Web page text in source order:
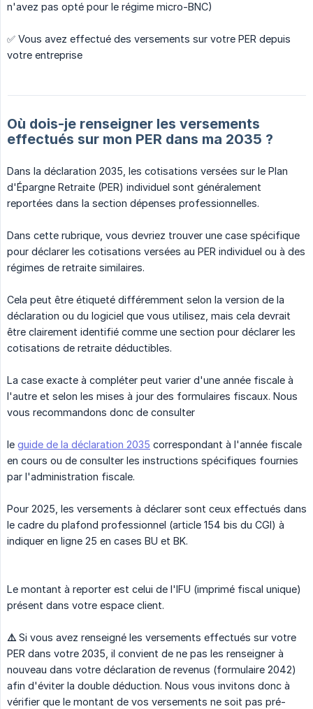
n'avez pas opté pour le régime micro-BNC)
✅ Vous avez effectué des versements sur votre PER depuis
votre entreprise
Où dois-je renseigner les versements
effectués sur mon PER dans ma 2035 ?
Dans la déclaration 2035, les cotisations versées sur le Plan
d'Épargne Retraite (PER) individuel sont généralement
reportées dans la section dépenses professionnelles.
Dans cette rubrique, vous devriez trouver une case spécifique
pour déclarer les cotisations versées au PER individuel ou à des
régimes de retraite similaires.
Cela peut être étiqueté différemment selon la version de la
déclaration ou du logiciel que vous utilisez, mais cela devrait
être clairement identifié comme une section pour déclarer les
cotisations de retraite déductibles.
La case exacte à compléter peut varier d'une année fiscale à
l'autre et selon les mises à jour des formulaires fiscaux. Nous
vous recommandons donc de consulter
le guide de la déclaration 2035 correspondant à l'année fiscale
en cours ou de consulter les instructions spécifiques fournies
par l'administration fiscale.
Pour 2025, les versements à déclarer sont ceux effectués dans
le cadre du plafond professionnel (article 154 bis du CGI) à
indiquer en ligne 25 en cases BU et BK.
Le montant à reporter est celui de l'IFU (imprimé fiscal unique)
présent dans votre espace client.
⚠️ Si vous avez renseigné les versements effectués sur votre
PER dans votre 2035, il convient de ne pas les renseigner à
nouveau dans votre déclaration de revenus (formulaire 2042)
afin d'éviter la double déduction. Nous vous invitons donc à
vérifier que le montant de vos versements ne soit pas pré-